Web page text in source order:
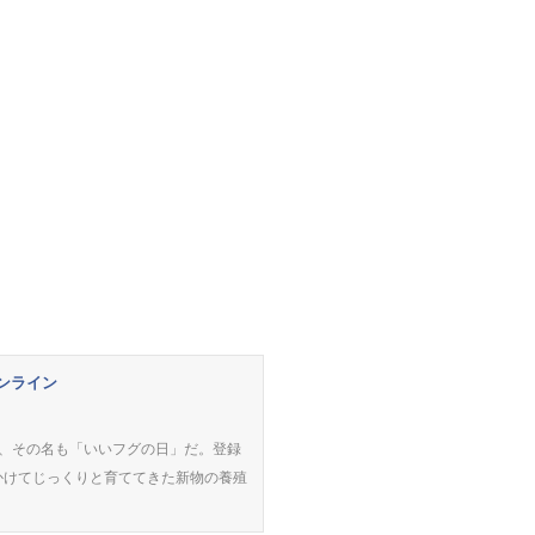
ライン
その名も「いいフグの日」だ。登録
てじっくりと育ててきた新物の養殖